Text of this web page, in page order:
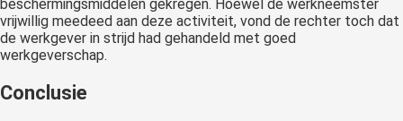
beschermingsmiddelen gekregen. Hoewel de werkneemster
vrijwillig meedeed aan deze activiteit, vond de rechter toch dat
de werkgever in strijd had gehandeld met goed
werkgeverschap.
Conclusie